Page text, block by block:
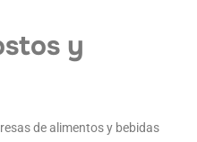
y
de alimentos y bebidas